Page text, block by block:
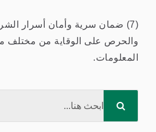
(7) ضمان سرية وأمان أسرار
والحرص على الوقاية من مختلف
المعلومات.